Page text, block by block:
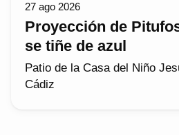
27 ago 2026
Proyección de
se tiñe de azul
Patio de la Casa del Niño
Cádiz